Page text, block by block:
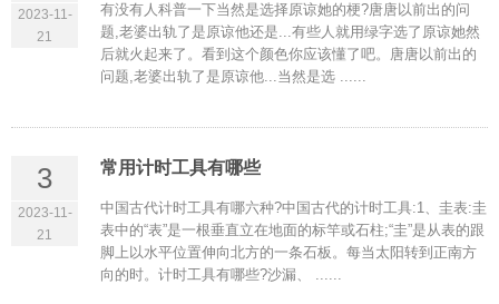
2023-11-
21
有没有人科普一下当然是选择原谅她的梗?唐唐以前出的问
题,老婆出轨了是原谅他还是...有些人就用绿字选了原谅她然
后就火起来了。看到这个颜色你应该懂了吧。唐唐以前出的
问题,老婆出轨了是原谅他...当然是选 ......
3
2023-11-
21
常用计时工具有哪些
中国古代计时工具有哪六种?中国古代的计时工具:1、圭表:圭
表中的“表”是一根垂直立在地面的标竿或石柱;“圭”是从表的跟
脚上以水平位置伸向北方的一条石板。每当太阳转到正南方
向的时。计时工具有哪些?沙漏、 ......